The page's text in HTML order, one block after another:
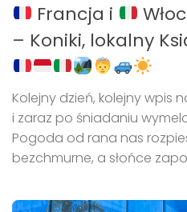
Francja i
– Koniki, lokalny
Kolejny dzień, kolejny wpis
i zaraz po śniadaniu
Pogoda od rana nas
bezchmurne, a słońce